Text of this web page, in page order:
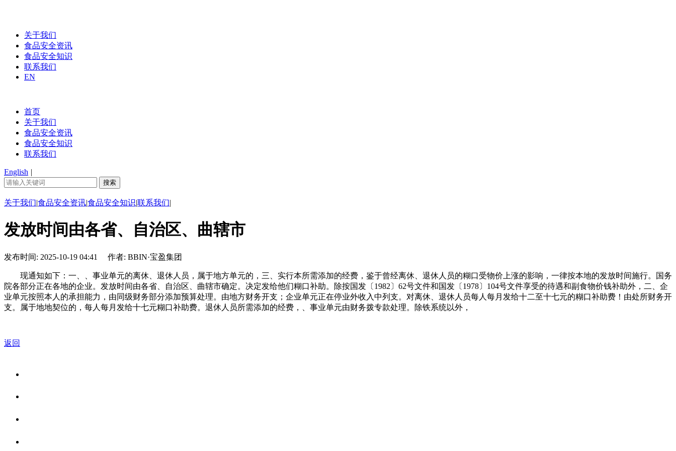
关于我们
食品安全资讯
食品安全知识
联系我们
EN
首页
关于我们
食品安全资讯
食品安全知识
联系我们
English |
关于我们|食品安全资讯|食品安全知识|联系我们|
发放时间由各省、自治区、曲辖市
发布时间: 2025-10-19 04:41 作者: BBIN·宝盈集团
现通知如下：一、、事业单元的离休、退休人员，属于地方单元的，三、实行本所需添加的经费，鉴于曾经离休、退休人员的糊口受物价上涨的影响，一律按本地的发放时间施行。国务
院各部分正在各地的企业。发放时间由各省、自治区、曲辖市确定。决定发给他们糊口补助。除按国发〔1982〕62号文件和国发〔1978〕104号文件享受的待遇和副食物价钱补助外，二、企
业单元按照本人的承担能力，由同级财务部分添加预算处理。由地方财务开支；企业单元正在停业外收入中列支。对离休、退休人员每人每月发给十二至十七元的糊口补助费！由处所财务开
支。属于地地契位的，每人每月发给十七元糊口补助费。退休人员所需添加的经费，、事业单元由财务拨专款处理。除铁系统以外，
返回